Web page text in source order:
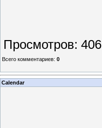
Просмотров: 406
Всего комментариев: 0
Calendar